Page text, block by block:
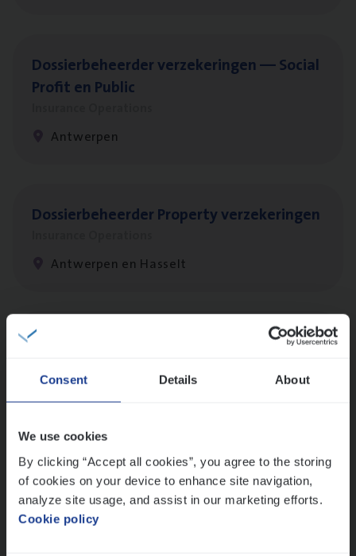
Consent Details About
We use cookies
By clicking “Accept all cookies”, you agree to the storing
of cookies on your device to enhance site navigation,
analyze site usage, and assist in our marketing efforts.
Cookie policy
Dos­sier­be­heer­der ver­ze­ke­rin­gen — Soci­al
Pro­fit en Public
Antwerpen
Dos­sier­be­heer­der Pro­per­ty verzekeringen
Antwerpen en Hasselt
Dos­sier­be­heer­der Onder­ne­min­gen Van­b­
Insurance Operations
Dos­sier­be­heer­der Gewaar­borgd Inkomen
Insurance Operations